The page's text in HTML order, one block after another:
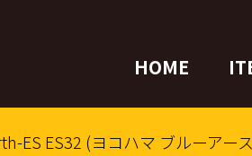
HOME
ES ES32 (ヨコハマ ブルーア